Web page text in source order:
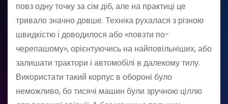
повз одну точку за сім діб, але на практиці це
тривало значно довше. Техніка рухалася з різною
швидкістю і доводилося або «повзти по-
черепашому», орієнтуючись на найповільніших, або
залишати трактори і автомобілі в далекому тилу.
Використати такий корпус в обороні було
неможливо, бо тисячі машин були зручною ціллю